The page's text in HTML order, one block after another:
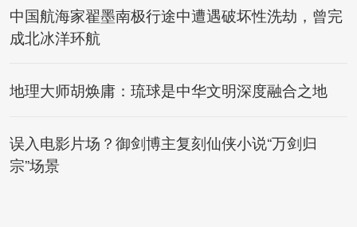
中国航海家翟墨南极行途中遭遇破坏性洗劫，曾完
成北冰洋环航
地理大师胡焕庸：琉球是中华文明深度融合之地
误入电影片场？御剑博主复刻仙侠小说“万剑归
宗”场景